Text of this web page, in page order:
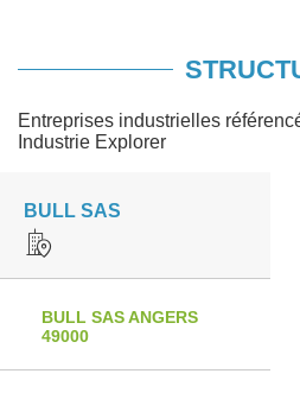
Entreprises industrielles
Industrie Explorer
BULL SAS
BULL SAS ANGERS
49000